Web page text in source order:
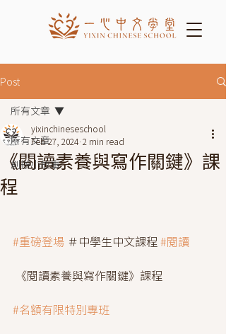
Post
所有文章
創辦小故事
所有文章
《閱讀素養與寫作關鍵》課
程
yixinchineseschool
Feb 27, 2024 2 min read
#重磅登場 ＃中學生中文課程 #閱讀
《閱讀素養與寫作關鍵》課程
#名額有限特別專班